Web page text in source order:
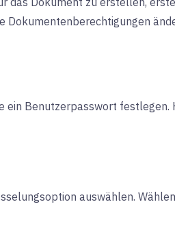
Dokumentenberechtigungen
ein Benutzerpasswort
auswählen.